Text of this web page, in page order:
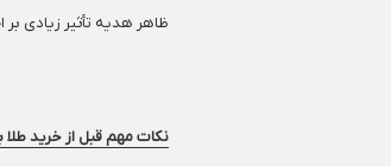
ظاهر هدیه تأثیر زیادی
نکات مهم قبل از خرید طلا